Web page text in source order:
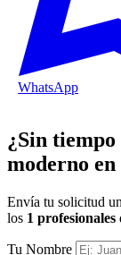
WhatsApp
¿Sin
moderno
Envía tu solicitud
los 1 profesionales
Tu Nombre